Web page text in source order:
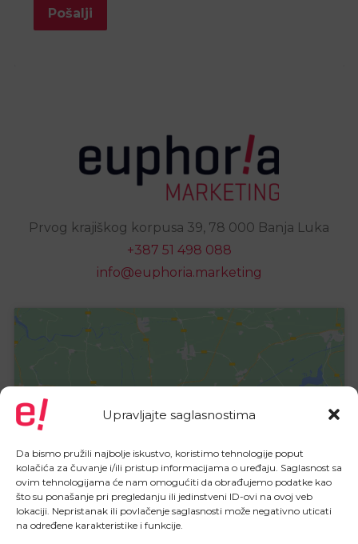
Upravljajte saglasnostima
Da bismo pružili najbolje iskustvo, koristimo tehnologije poput
kolačića za čuvanje i/ili pristup informacijama o uređaju. Saglasnost sa
ovim tehnologijama će nam omogućiti da obrađujemo podatke kao
što su ponašanje pri pregledanju ili jedinstveni ID-ovi na ovoj veb
lokaciji. Nepristanak ili povlačenje saglasnosti može negativno uticati
na određene karakteristike i funkcije.
Pošalji
Prvog krajiškog korpusa 39, 78 000 Banja Luka
+387 51 498 088
info@euphoria.marketing
Kliknite da biste prihvatili marketing